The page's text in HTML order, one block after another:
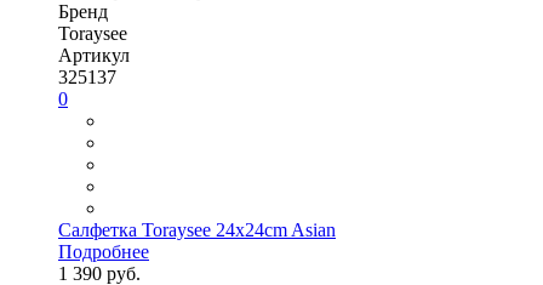
Бренд
Toraysee
Артикул
325137
0
Салфетка Toraysee 24x24cm Asian
Подробнее
1 390 руб.